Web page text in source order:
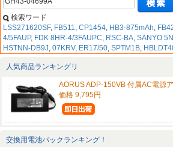
検索ワード
LSS271620SF, FB511, CP1454, HB3-875mAh,
4/5FAUP, FDK 8HR-4/3FAUPC, RSC-BA, SANYO
HSTNN-DB9J, 07KRV, ER17/50, SPTM1B,
人気商品ランキングリ
AORUS ADP-150VB 付属AC電源
価格 9,795円
交換用電池パックランキング！